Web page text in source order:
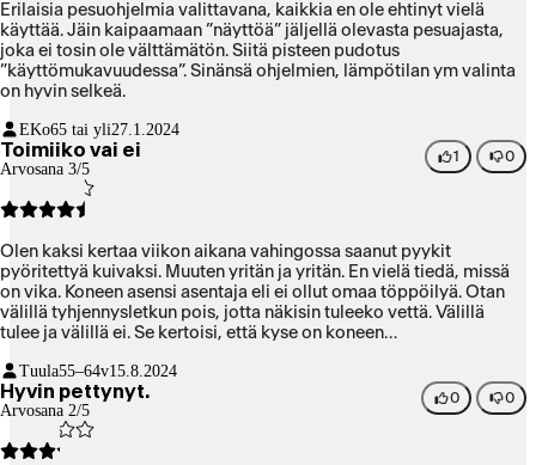
Erilaisia pesuohjelmia valittavana, kaikkia en ole ehtinyt vielä
käyttää. Jäin kaipaamaan ”näyttöä” jäljellä olevasta pesuajasta,
joka ei tosin ole välttämätön. Siitä pisteen pudotus
”käyttömukavuudessa”. Sinänsä ohjelmien, lämpötilan ym valinta
on hyvin selkeä.
EKo65 tai yli27.1.2024
Toimiiko vai ei
Arvosana 3/5
1 0
Olen kaksi kertaa viikon aikana vahingossa saanut pyykit
pyöritettyä kuivaksi. Muuten yritän ja yritän. En vielä tiedä, missä
on vika. Koneen asensi asentaja eli ei ollut omaa töppöilyä. Otan
välillä tyhjennysletkun pois, jotta näkisin tuleeko vettä. Välillä
tulee ja välillä ei. Se kertoisi, että kyse on koneen
laitan yhden ohjelman pyörimään, se käy läpi linkouksen ja
huuhtelun. Nyt ilmeisesti kone vaatii erikseen huuhtelun ja
tyhjennyksen. Enkä ole varma, johtuuko ongelma tästä monesta
painalluksesta vai onko jokin ongelma johdossa. Eli kone ei vielä
viikon käytön jälkeen ole niin selkeä, että osaisin sitä käyttää.
Tuula55–64v15.8.2024
Hyvin pettynyt.
Arvosana 2/5
0 0